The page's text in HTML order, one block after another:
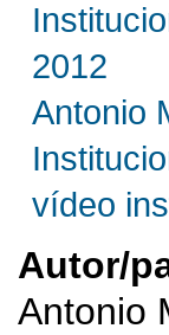
2012
Antonio
vídeo
Autor/
Antonio